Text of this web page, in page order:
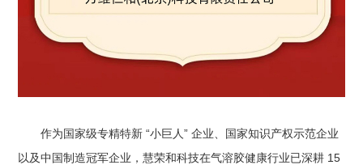
作为国家级专精特新 “小巨人” 企业、国家知识产权示范企业
以及中国制造冠军企业，慧荣和科技在气溶胶健康行业已深耕 15